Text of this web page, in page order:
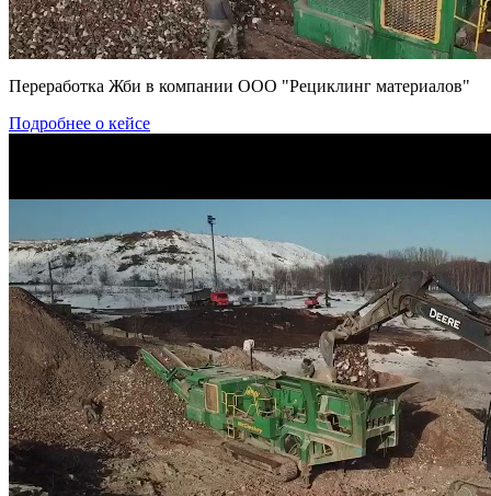
Переработка Жби в компании ООО "Рециклинг материалов"
Подробнее о кейсе